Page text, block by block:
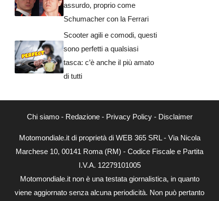
assurdo, proprio come
Schumacher con la Ferrari
Scooter agili e comodi, questi
sono perfetti a qualsiasi
tasca: c’è anche il più amato
di tutti
Chi siamo- Redazione- Privacy Policy- Disclaimer
Motomondiale.it di proprietà di WEB 365 SRL - Via Nicola
Marchese 10, 00141 Roma (RM) - Codice Fiscale e Partita
I.V.A. 12279101005
Motomondiale.it non è una testata giornalistica, in quanto
viene aggiornato senza alcuna periodicità. Non può pertanto